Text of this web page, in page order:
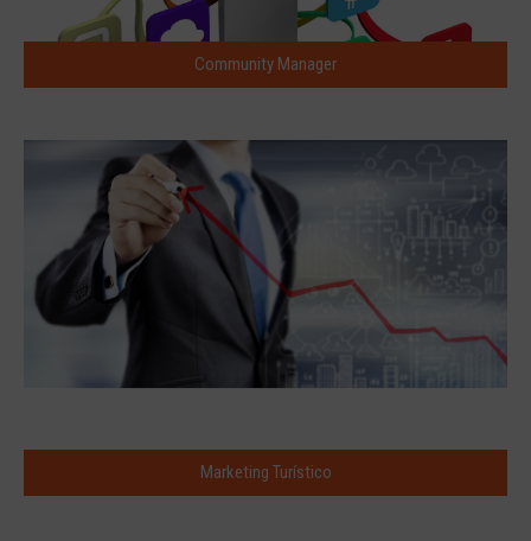
Community Manager
Marketing Turístico